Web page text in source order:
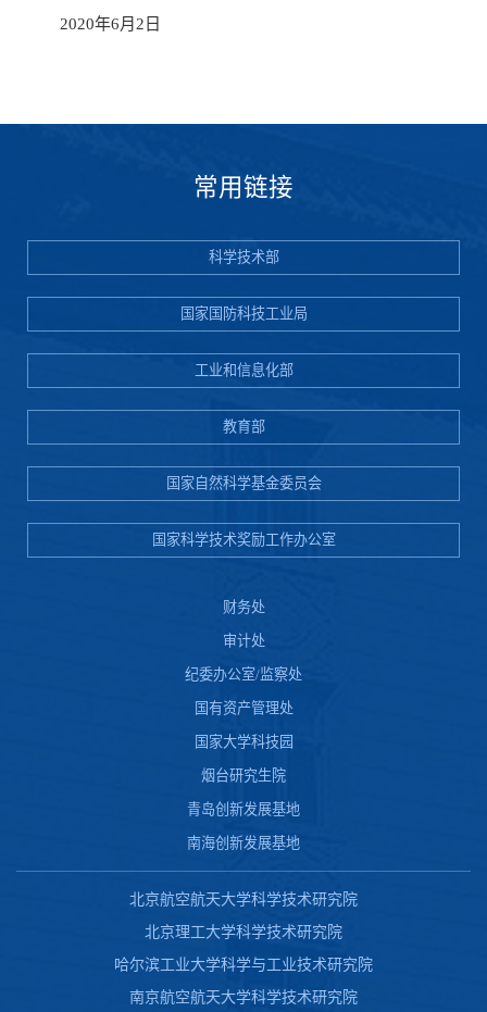
2020年6月2日
常用链接
科学技术部
国家国防科技工业局
工业和信息化部
教育部
国家自然科学基金委员会
国家科学技术奖励工作办公室
财务处
审计处
纪委办公室/监察处
国有资产管理处
国家大学科技园
烟台研究生院
青岛创新发展基地
南海创新发展基地
北京航空航天大学科学技术研究院
北京理工大学科学技术研究院
哈尔滨工业大学科学与工业技术研究院
南京航空航天大学科学技术研究院